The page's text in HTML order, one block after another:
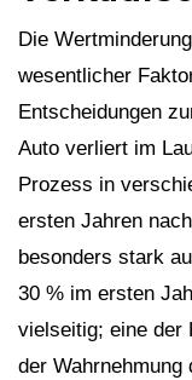
Die
wesentlicher
Entscheidungen
Auto verliert im
Prozess in
ersten Jahren
besonders stark
30 % im ersten
vielseitig; eine der
der Wahrnehmung